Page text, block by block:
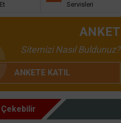
Servisleri
ANKET
Sitemizi Nasıl Buldunuz?
ANKETE KATIL